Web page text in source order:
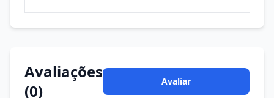
Avaliações
(0)
Avaliar